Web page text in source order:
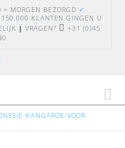
= MORGEN BEZORGD ✓
150.000 KLANTEN GINGEN U
| VRAGEN?
+31 (0)45
KANGAROE-VOOR